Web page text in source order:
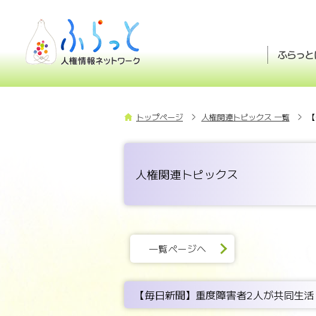
ふらっ
トップページ 人権関連トピックス 一覧
人権関連トピックス
一覧ページへ
【毎日新聞】重度障害者2人が共同